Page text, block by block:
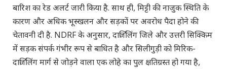
बारिश का रेड अलर्ट जारी किया है. साथ ही, मिट्टी की नाजुक स्थिति के
कारण और अधिक भूस्खलन और सड़कों पर अवरोध पैदा होने की
चेतावनी दी है. NDRF के अनुसार, दार्जिलिंग जिले और उत्तरी सिक्किम
में सड़क संपर्क गंभीर रूप से बाधित है और सिलीगुड़ी को मिरिक-
दार्जिलिंग मार्ग से जोड़ने वाला एक लोहे का पुल क्षतिग्रस्त हो गया है,